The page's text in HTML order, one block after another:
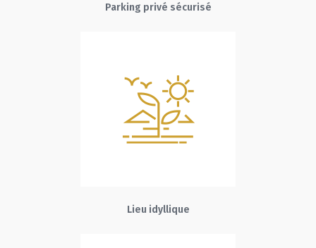
Parking privé sécurisé
Lieu idyllique